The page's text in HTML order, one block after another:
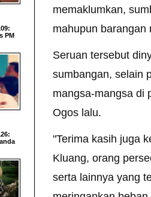
memaklumkan,
mahupun barangan
Seruan tersebut
sumbangan, selain
mangsa-mangsa di
Ogos lalu.
"Terima kasih juga
Kluang, orang
serta lainnya yang
PM